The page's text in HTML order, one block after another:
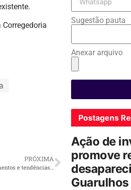
inexistente.
PRÓXIMA
BCB São Paulo começa segunda com lançamentos e tendências da coquetelaria
Sugestão pauta
Anexar arquivo
Postagens
Ação de
promove
Guarulhos